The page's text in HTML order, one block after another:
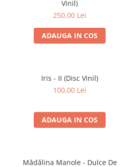
Vinil)
250,00 Lei
ADAUGA IN COS
Iris - II (Disc Vinil)
100,00 Lei
ADAUGA IN COS
Mădălina Manole - Dulce De